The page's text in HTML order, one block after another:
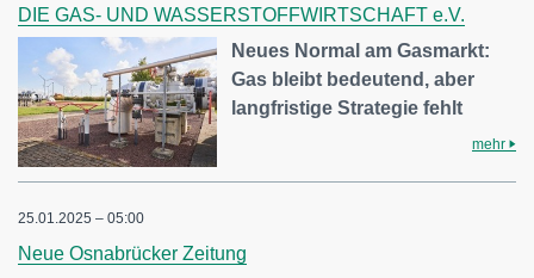
DIE GAS- UND WASSERSTOFFWIRTSCHAFT e.V.
Neues Normal am Gasmarkt:
Gas bleibt bedeutend, aber
langfristige Strategie fehlt
mehr
25.01.2025 – 05:00
Neue Osnabrücker Zeitung